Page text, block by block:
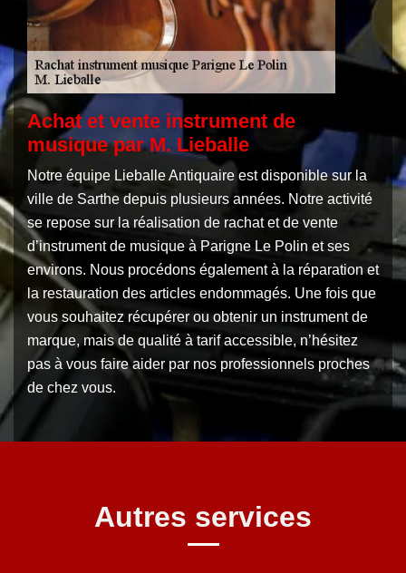
Achat et vente instrument de
musique par M. Lieballe
Notre équipe Lieballe Antiquaire est disponible sur la
ville de Sarthe depuis plusieurs années. Notre activité
se repose sur la réalisation de rachat et de vente
d’instrument de musique à Parigne Le Polin et ses
environs. Nous procédons également à la réparation et
la restauration des articles endommagés. Une fois que
vous souhaitez récupérer ou obtenir un instrument de
marque, mais de qualité à tarif accessible, n’hésitez
pas à vous faire aider par nos professionnels proches
de chez vous.
Autres services